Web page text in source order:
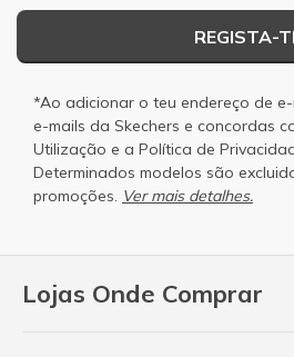
Lojas Onde Comprar
REGISTA-
*Ao adicionar o teu endereço de
e-mails da Skechers e concordas
Utilização e a Política de
Determinados modelos são
promoções. Ver mais detalhes.